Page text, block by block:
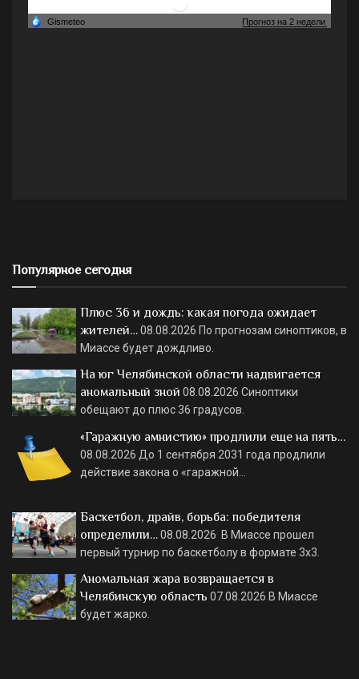
Популярное сегодня
Плюс 36 и дождь: какая погода ожидает
жителей…08.08.2026 По прогнозам синоптиков, в
Миассе будет дождливо.
На юг Челябинской области надвигается
аномальный зной 08.08.2026 Синоптики
обещают до плюс 36 градусов.
«Гаражную амнистию» продлили еще на пять…
08.08.2026 До 1 сентября 2031 года продлили
действие закона о «гаражной…
Баскетбол, драйв, борьба: победителя
определили…08.08.2026 В Миассе прошел
первый турнир по баскетболу в формате 3х3.
Аномальная жара возвращается в
Челябинскую область 07.08.2026 В Миассе
будет жарко.